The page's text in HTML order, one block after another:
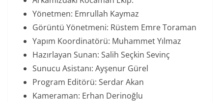
Yönetmen: Emrullah Kaymaz
Görüntü Yönetmeni: Rüstem Emre Toraman
Yapım Koordinatörü: Muhammet Yılmaz
Hazırlayan Sunan: Salih Seçkin Sevinç
Sunucu Asistanı: Ayşenur Gürel
Program Editörü: Serdar Akan
Kameraman: Erhan Derinoğlu